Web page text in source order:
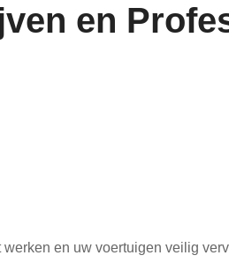
en
en uw voertuigen veilig